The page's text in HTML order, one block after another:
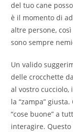
del tuo cane
è il momento di
altre persone,
sono sempre
Un valido
delle crocchette
al vostro cucciolo,
la “zampa”
“cose buone” a
interagire.